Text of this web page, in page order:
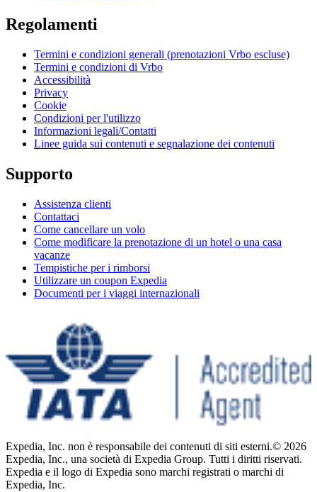
Regolamenti
Termini e condizioni generali (prenotazioni Vrbo escluse)
Termini e condizioni di Vrbo
Accessibilità
Privacy
Cookie
Condizioni per l'utilizzo
Informazioni legali/Contatti
Linee guida sui contenuti e segnalazione dei contenuti
Supporto
Assistenza clienti
Contattaci
Come cancellare un volo
Come modificare la prenotazione di un hotel o una casa
vacanze
Tempistiche per i rimborsi
Utilizzare un coupon Expedia
Documenti per i viaggi internazionali
Expedia, Inc. non è responsabile dei contenuti di siti esterni.© 2026
Expedia, Inc., una società di Expedia Group. Tutti i diritti riservati.
Expedia e il logo di Expedia sono marchi registrati o marchi di
Expedia, Inc.